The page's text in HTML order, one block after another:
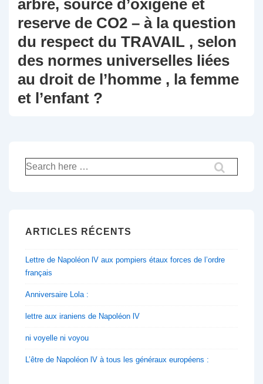
arbre, source d’oxigène et
reserve de CO2 – à la question
du respect du TRAVAIL , selon
des normes universelles liées
au droit de l’homme , la femme
et l’enfant ?
Recherche
pour:
ARTICLES RÉCENTS
Lettre de Napoléon lV aux pompiers étaux forces de l’ordre
français
Anniversaire Lola :
lettre aux iraniens de Napoléon lV
ni voyelle ni voyou
L’être de Napoléon lV à tous les généraux européens :